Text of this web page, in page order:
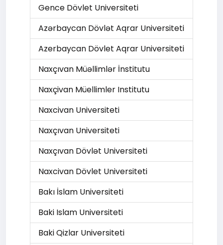
Gence Dövlet Universiteti
Azərbaycan Dövlət Aqrar Universiteti
Azerbaycan Dövlet Aqrar Universiteti
Naxçıvan Müəllimlər İnstitutu
Naxçivan Müellimler Institutu
Naxcivan Universiteti
Naxçıvan Universiteti
Naxçıvan Dövlət Universiteti
Naxcivan Dövlet Universiteti
Bakı İslam Universiteti
Baki Islam Universiteti
Baki Qizlar Universiteti